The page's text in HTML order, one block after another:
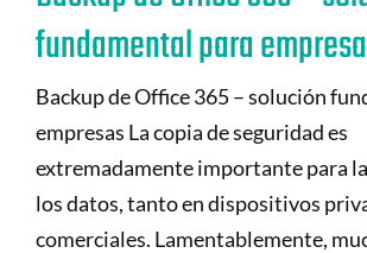
fundamental para
Backup de Office 365 – solución
empresas La copia de seguridad es
extremadamente importante para
los datos, tanto en dispositivos
comerciales. Lamentablemente,